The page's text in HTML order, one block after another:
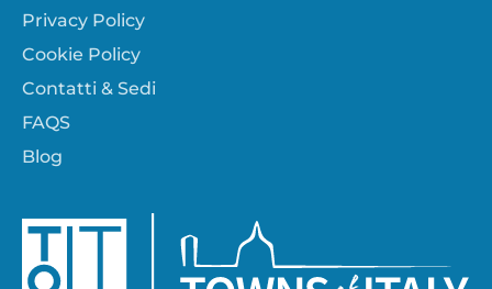
Privacy Policy
Cookie Policy
Contatti & Sedi
FAQS
Blog